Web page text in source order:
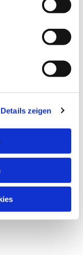
Details zeigen